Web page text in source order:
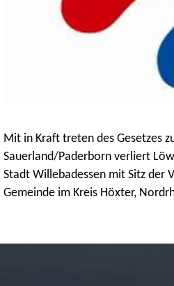
Mit in Kraft treten des Gesetzes
Sauerland/Paderborn verliert
Stadt Willebadessen mit Sitz der
Gemeinde im Kreis Höxter,